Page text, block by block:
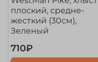
плоский, средне-
жесткий (30см),
Зеленый
710₽